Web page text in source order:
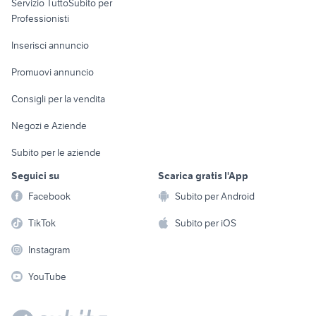
Informatica
Console e
Fotografia
Telefonia
Biciclette
Servizio TuttoSubito per
Professionisti
Inserisci annuncio
Promuovi annuncio
Consigli per la vendita
Negozi e Aziende
Subito per le aziende
Seguici su
Facebook
TikTok
Instagram
YouTube
Scarica gratis l'App
Subito per Android
Subito per iOS